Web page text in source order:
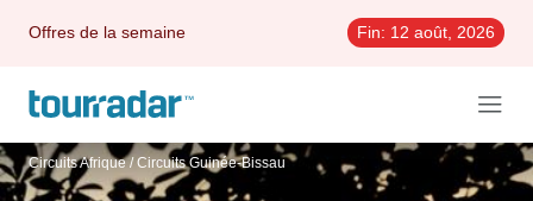
Offres de la semaine Fin: 12 août, 2026
Circuits Afrique / Circuits Guinée-Bissau